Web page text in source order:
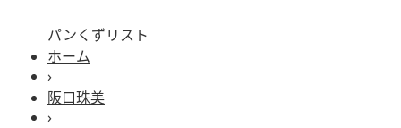
パンくずリスト
ホーム
›
阪口珠美
›